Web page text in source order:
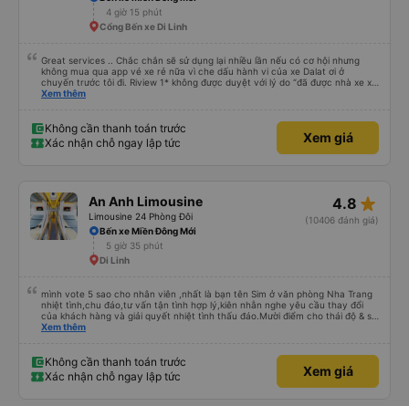
4 giờ 15 phút
Cổng Bến xe Di Linh
Great services .. Chắc chắn sẽ sử dụng lại nhiều lần nếu có cơ hội nhưng
không mua qua app vé xe rẻ nữa vì che dấu hành vi của xe Dalat ơi ở
chuyến trước tôi đi. Riview 1* không được duyệt với lý do “đã được nhà xe xử
lý với khách hàng” trong khi tôi là khách hàng và trải nghiệm của tôi lại nói là
Chúng tôi cũng sẽ viết bài trên các nền tảng về trải nghiệm của tôi cả về
Dalat lẫn vé xe rẻ. Xin cảm ơn.
Xem thêm
Không cần thanh toán trước
Xác nhận chỗ ngay lập tức
Xem giá
An Anh Limousine
Limousine 24 Phòng Đôi
4.8 star_rate
(10406 đánh giá)
Bến xe Miền Đông Mới
5 giờ 35 phút
Di Linh
mình vote 5 sao cho nhân viên ,nhất là bạn tên Sim ở văn phòng Nha Trang
nhiệt tình,chu đáo,tư vấn tận tình hợp lý,kiên nhẫn nghe yêu cầu thay đổi
của khách hàng và giải quyết nhiệt tình thấu đáo.Mười điểm cho thái độ & sự
chuyên nghiệp của bạn Sim. Mình ấn tượng với bạn Sim và có hỏi thăm tài xế
chuyện nhẹ nhàng và rất ok,Về thái độ nhân viên &tài xế thì mình chắc chắn
ăn đứt các hãng xe dịch vụ hiện nay. Chất lượng dịch vụ trong xe cũng có
nhỉnh hơn các hãng khác về thái độ bác tài & xe tương đối ok so với hãng
Xem thêm
Không cần thanh toán trước
Xác nhận chỗ ngay lập tức
Xem giá